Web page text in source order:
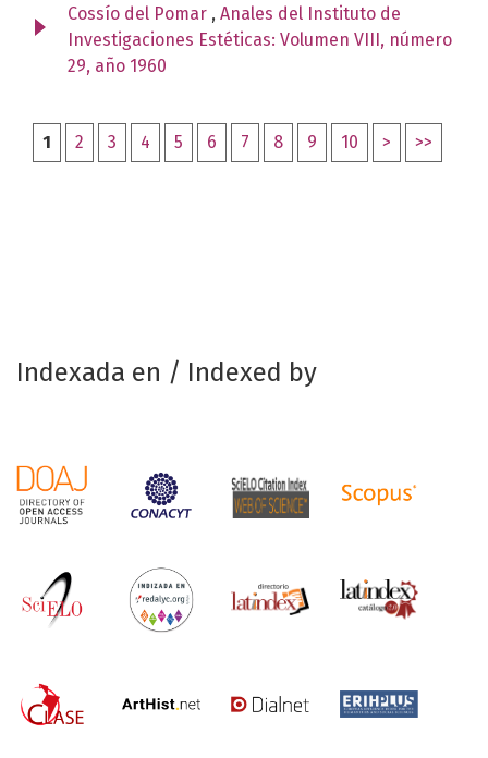
Cossío del Pomar , Anales del Instituto de
Investigaciones Estéticas: Volumen VIII, número
29, año 1960
1 2 3 4 5 6 7 8 9 10 > >>
Indexada en / Indexed by